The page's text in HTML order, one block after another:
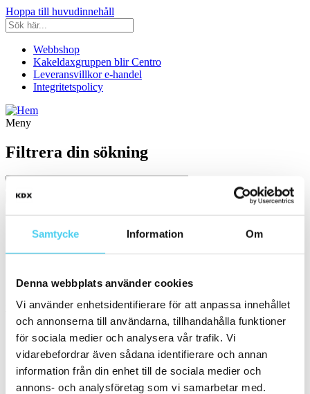
Samtycke Information Om
Denna webbplats använder cookies
Vi använder enhetsidentifierare för att anpassa innehållet
och annonserna till användarna, tillhandahålla funktioner
för sociala medier och analysera vår trafik. Vi
vidarebefordrar även sådana identifierare och annan
information från din enhet till de sociala medier och
annons- och analysföretag som vi samarbetar med.
Hoppa till huvudinnehåll
Webbshop
Kakeldaxgruppen blir Centro
Leveransvillkor e-handel
Integritetspolicy
Meny
Filtrera din sökning
Ställ in filter: Kategori
Badrumsinredning
Färg/Yta
Välj önskad färg/yta:
Mattsvart
Sortera